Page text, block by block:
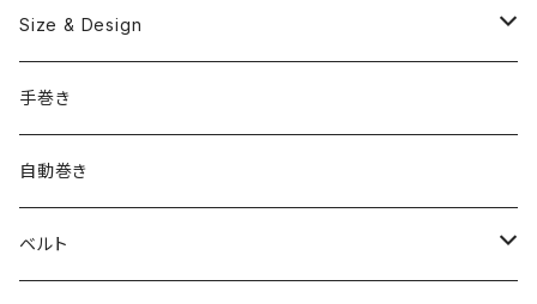
OMEGA
ROLEX
国産ブランド
SEIKO
CITIZEN
Size & Design
~24.9mm
25mm~29.9mm
30mm~34.9mm
手巻き
自動巻き
ベルト